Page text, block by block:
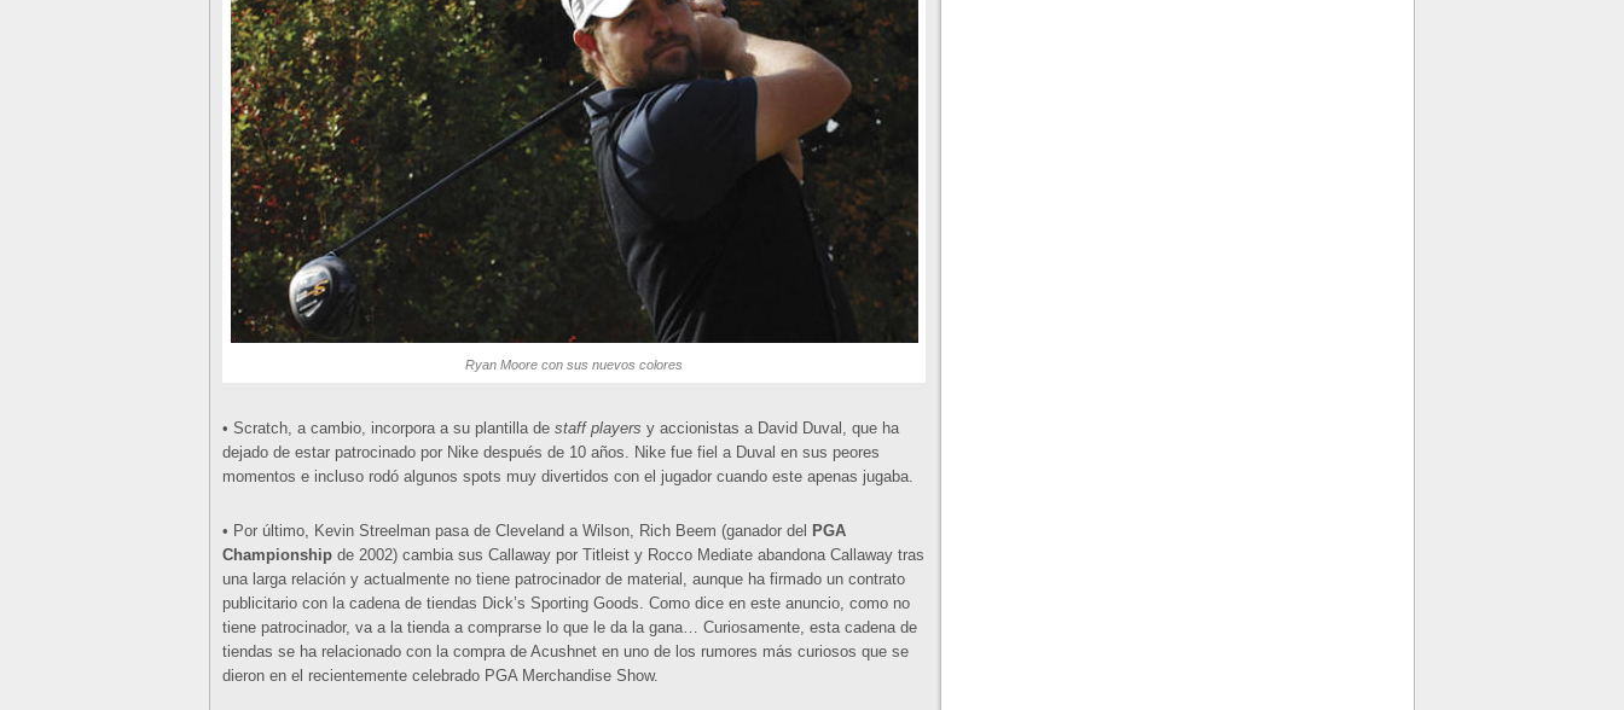
Ryan Moore con sus nuevos colores
• Scratch, a cambio, incorpora a su plantilla de staff players y accionistas a David Duval, que ha
dejado de estar patrocinado por Nike después de 10 años. Nike fue fiel a Duval en sus peores
momentos e incluso rodó algunos spots muy divertidos con el jugador cuando este apenas jugaba.
• Por último, Kevin Streelman pasa de Cleveland a Wilson, Rich Beem (ganador del PGA
Championship de 2002) cambia sus Callaway por Titleist y Rocco Mediate abandona Callaway tras
una larga relación y actualmente no tiene patrocinador de material, aunque ha firmado un contrato
publicitario con la cadena de tiendas Dick’s Sporting Goods. Como dice en este anuncio, como no
tiene patrocinador, va a la tienda a comprarse lo que le da la gana… Curiosamente, esta cadena de
tiendas se ha relacionado con la compra de Acushnet en uno de los rumores más curiosos que se
dieron en el recientemente celebrado PGA Merchandise Show.